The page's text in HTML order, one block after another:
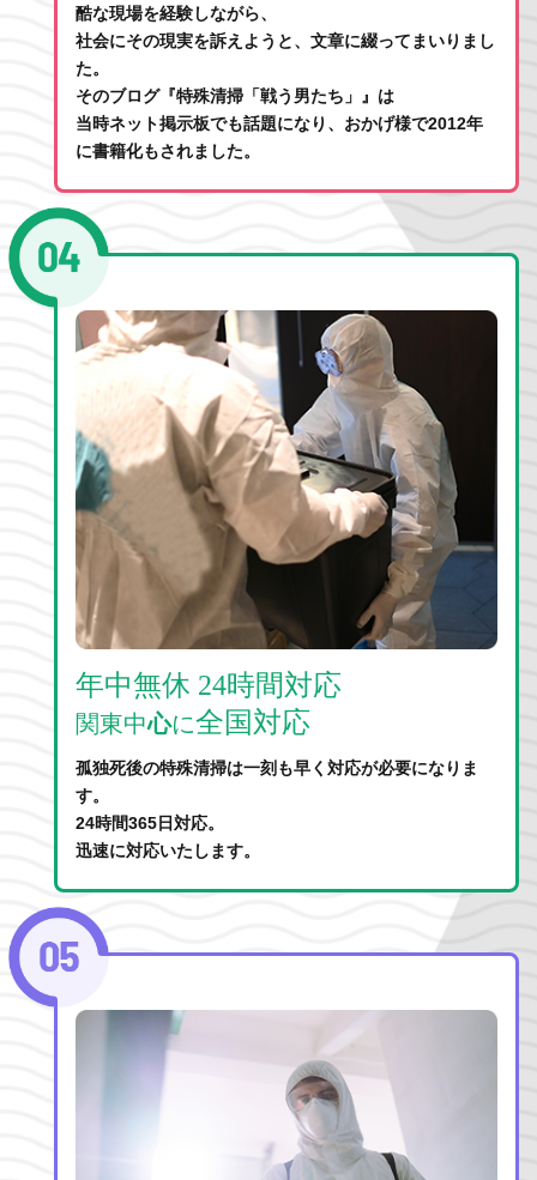
酷な現場を経験しながら、
社会にその現実を訴えようと、文章に綴ってまいりまし
た。
そのブログ『特殊清掃「戦う男たち」』は
当時ネット掲示板でも話題になり、おかげ様で2012年
に書籍化もされました。
年中無休 24時間対応
関東中心に全国対応
孤独死後の特殊清掃は一刻も早く対応が必要になりま
す。
24時間365日対応。
迅速に対応いたします。